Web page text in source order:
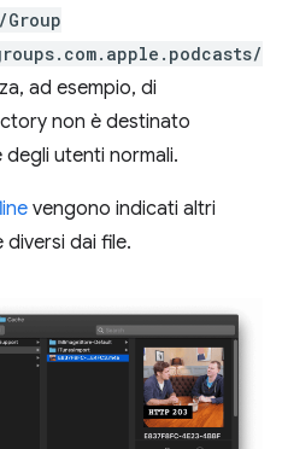
ad esempio, di
non è destinato
utenti normali.
vengono indicati altri
diversi dai file.